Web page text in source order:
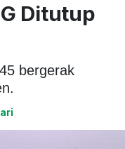
Ditutup
bergerak